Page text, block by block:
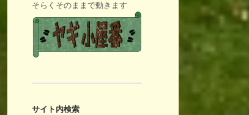
そらくそのままで動きます
サイト内検索